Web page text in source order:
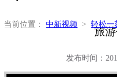
当前位置： 中新视频 > 轻松一
旅
发布时间：